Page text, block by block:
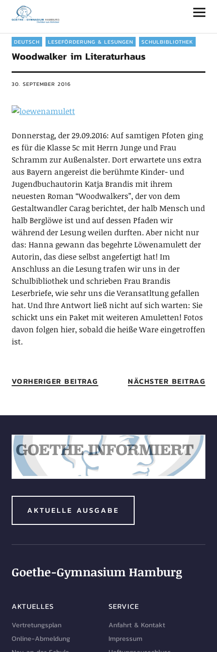
Goethe-Gymnasium Hamburg
DEUTSCH LESEFÖRDERUNG & LESUNGEN SCHULBIBLIOTHEK
Woodwalker im Literaturhaus
30. SEPTEMBER 2016
Donnerstag, der 29.09.2016: Auf samtigen Pfoten ging
es für die Klasse 5c mit Herrn Junge und Frau
Schramm zur Außenalster. Dort erwartete uns extra
aus Bayern angereist die berühmte Kinder- und
Jugendbuchautorin Katja Brandis mit ihrem
neuesten Roman “Woodwalkers”, der von dem
Gestaltwandler Carag berichtet, der halb Mensch und
halb Berglöwe ist und auf dessen Pfaden wir
während der Lesung weilen durften. Aber nicht nur
das: Hanna gewann das begehrte Löwenamulett der
Autorin, das diese selbst angefertigt hat! Im
Anschluss an die Lesung trafen wir uns in der
Schulbibliothek und schrieben Frau Brandis
Leserbriefe, wie sehr uns die Veransatltung gefallen
hat. Und Ihre Antwort ließ nicht auf sich warten: Sie
schickt uns ein Paket mit weiteren Amuletten! Fotos
davon folgen hier, sobald die heiße Ware eingetroffen
ist.
VORHERIGER BEITRAG NÄCHSTER BEITRAG
AKTUELLE AUSGABE
Goethe-Gymnasium Hamburg
AKTUELLES
Vertretungsplan
Online-Abmeldung
SERVICE
Anfahrt & Kontakt
Impressum